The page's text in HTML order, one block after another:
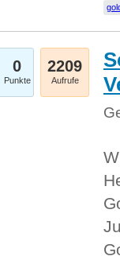
0
Punkte
2209
Aufrufe